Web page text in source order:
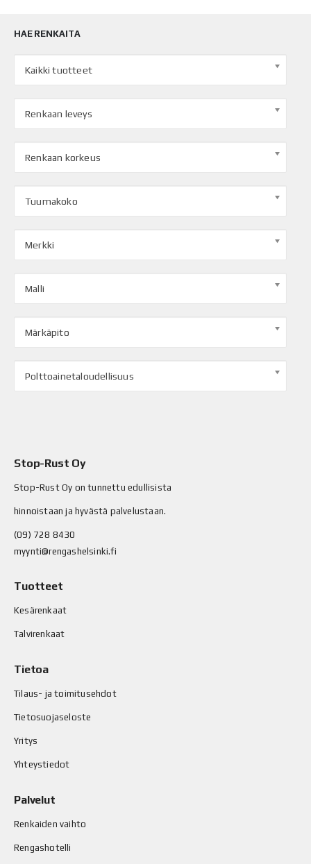
HAE RENKAITA
Kaikki tuotteet
Renkaan leveys
Renkaan korkeus
Tuumakoko
Merkki
Malli
Märkäpito
Polttoainetaloudellisuus
Stop-Rust Oy
Stop-Rust Oy on tunnettu edullisista
hinnoistaan ja hyvästä palvelustaan.
(09) 728 8430
myynti@rengashelsinki.fi
Tuotteet
Kesärenkaat
Talvirenkaat
Tietoa
Tilaus- ja toimitusehdot
Tietosuojaseloste
Yritys
Yhteystiedot
Palvelut
Renkaiden vaihto
Rengashotelli